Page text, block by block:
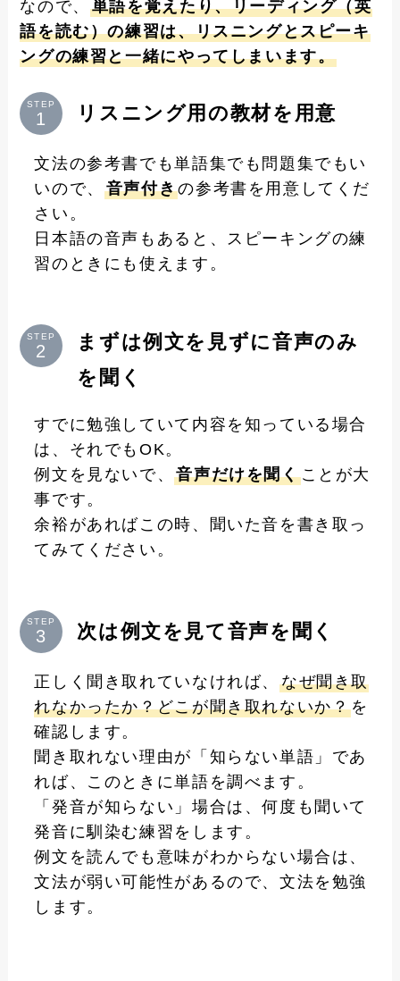
なので、 単語を覚えたり、リーディング（英
語を読む）の練習は、リスニングとスピーキ
ングの練習と一緒にやってしまいます。
STEP リスニング用の教材を用意
文法の参考書でも単語集でも問題集でもい
いので、 音声付きの参考書を用意してくだ
さい。
日本語の音声もあると、スピーキングの練
習のときにも使えます。
STEP
まずは例文を見ずに音声のみ
を聞く
すでに勉強していて内容を知っている場合
は、それでもOK。
例文を見ないで、音声だけを聞くことが大
事です。
余裕があればこの時、聞いた音を書き取っ
てみてください。
STEP 次は例文を見て音声を聞く
正しく聞き取れていなければ、 なぜ聞き取
れなかったか？どこが聞き取れないか？を
確認します。
聞き取れない理由が「知らない単語」であ
れば、このときに単語を調べます。
「発音が知らない」場合は、何度も聞いて
発音に馴染む練習をします。
例文を読んでも意味がわからない場合は、
文法が弱い可能性があるので、文法を勉強
します。